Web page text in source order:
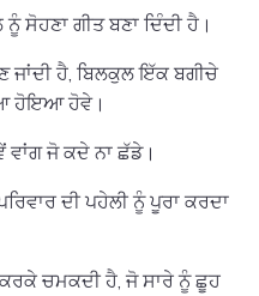
ਸੋਹਣਾ ਗੀਤ ਬਣਾ ਦਿੰਦੀ ਹੈ।
ਜਾਂਦੀ ਹੈ, ਬਿਲਕੁਲ ਇੱਕ ਬਗੀਚੇ
ਹੋਇਆ ਹੋਵੇ।
ਵਾਂਗ ਜੋ ਕਦੇ ਨਾ ਛੱਡੇ।
ਦੀ ਪਹੇਲੀ ਨੂੰ ਪੂਰਾ ਕਰਦਾ
ਚਮਕਦੀ ਹੈ, ਜੋ ਸਾਰੇ ਨੂੰ ਛੂਹ